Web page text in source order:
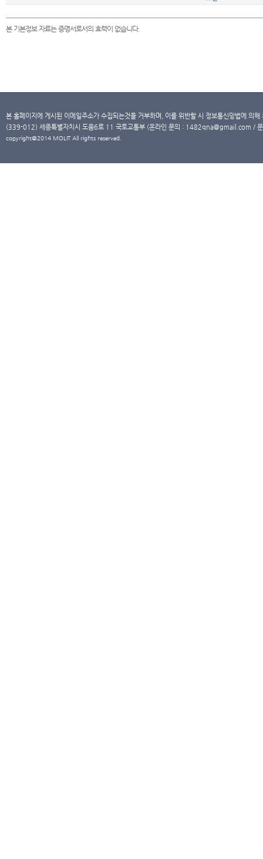
본 기본정보 자료는 증명서로서의 효력이 없습니다.
본 홈페이지에 게시된 이메일주소가 수집되는것을 거부하며, 이를 위반할 시 정보통신망법에 의
(339-012) 세종특별자치시 도움6로 11 국토교통부 (온라인 문의 : 1482qna@gmail.com /
copyright@2014 MOLIT All rights reserved.